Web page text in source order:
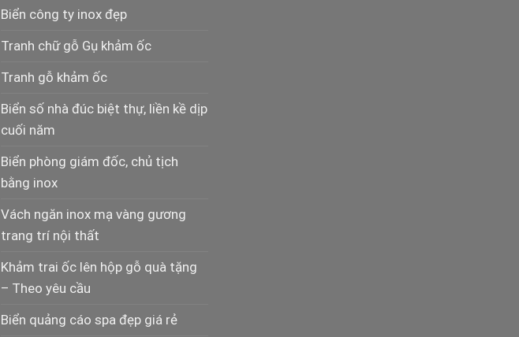
Biển công ty inox đẹp
Tranh chữ gỗ Gụ khảm ốc
Tranh gỗ khảm ốc
Biển số nhà đúc biệt thự, liền kề dịp
cuối năm
Biển phòng giám đốc, chủ tịch
bằng inox
Vách ngăn inox mạ vàng gương
trang trí nội thất
Khảm trai ốc lên hộp gỗ quà tặng
– Theo yêu cầu
Biển quảng cáo spa đẹp giá rẻ